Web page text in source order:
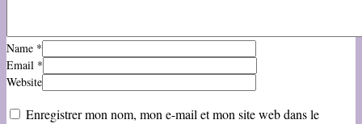
Name *
Email *
Website
Enregistrer mon nom, mon e-mail et mon site web dans le